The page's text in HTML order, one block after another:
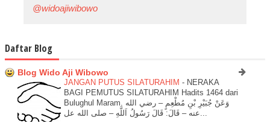
@widoajiwibowo
Daftar Blog
Blog Wido Aji Wibowo
JANGAN PUTUS SILATURAHIM - NERAKA
BAGI PEMUTUS SILATURAHIM Hadits 1464 dari
Bulughul Maram. وَعَنْ جُبَيْرِ بْنِ مُطْعِمٍ – رضي الله